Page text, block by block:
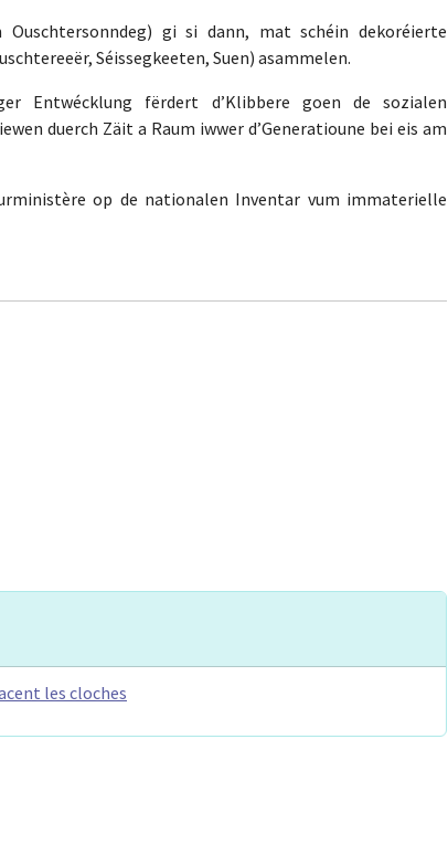
gi si dann, mat schéin dekoréierte
Séissegkeeten, Suen) asammelen.
Entwécklung fërdert d’Klibbere goen de sozialen
duerch Zäit a Raum iwwer d’Generatioune bei eis am
op de nationalen Inventar vum immaterielle
les cloches